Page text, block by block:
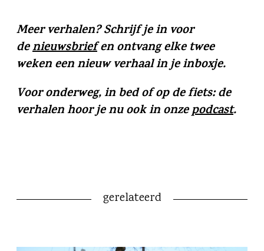
Meer verhalen? Schrijf je in voor
denieuwsbriefen ontvang elke twee
weken een nieuw verhaal in je inboxje.
Voor onderweg, in bed of op de fiets: de
verhalen hoor je nu ook in onzepodcast.
gerelateerd